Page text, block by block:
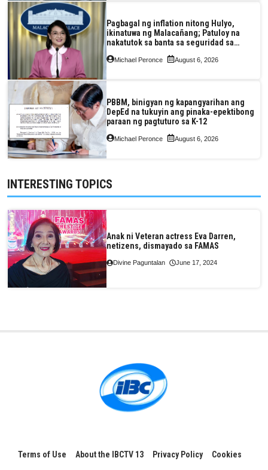
Pagbagal ng inflation nitong Hulyo,
ikinatuwa ng Malacañang; Patuloy na
nakatutok sa banta sa seguridad sa
pagkain, enerhiya
Michael Peronce August 6, 2026
PBBM, binigyan ng kapangyarihan ang
DepEd na tukuyin ang pinaka-epektibong
paraan ng pagtuturo sa K-12
Michael Peronce August 6, 2026
INTERESTING TOPICS
Anak ni Veteran actress Eva Darren,
netizens, dismayado sa FAMAS
Divine Paguntalan June 17, 2024
Terms of Use About the IBCTV 13 Privacy Policy Cookies